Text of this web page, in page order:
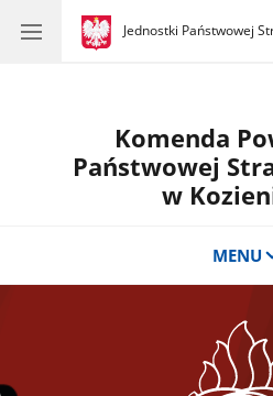
gov.pl
Jednostki Państwowej
gov.pl
Jednostki
Komenda
Państwowej
w
MENU